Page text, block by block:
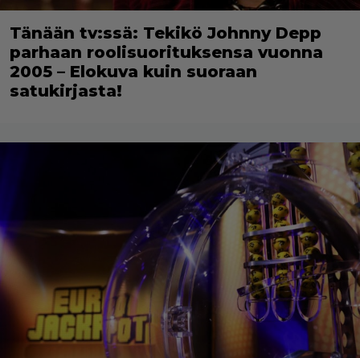
Tänään tv:ssä: Tekikö Johnny Depp
parhaan roolisuorituksensa vuonna
2005 – Elokuva kuin suoraan
satukirjasta!